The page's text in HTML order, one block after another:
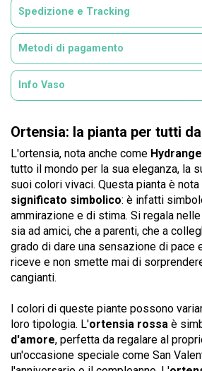
Spedizione e Tracking
Metodi di pagamento
Info Vaso
Ortensia: la pianta per tutti
L'ortensia, nota anche come
tutto il mondo per la sua eleganza, la
suoi colori vivaci. Questa pianta è
significato simbolico: è infatti
ammirazione e di stima. Si regala
sia ad amici, che a parenti, che a
grado di dare una sensazione di pace
riceve e non smette mai di
cangianti.
I colori di queste piante possono
loro tipologia. L'ortensia rossa è
d'amore, perfetta da regalare al
un'occasione speciale come San